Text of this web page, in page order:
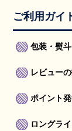
ご利用ガイ
包装・熨
レビュー
ポイント
ロングラ